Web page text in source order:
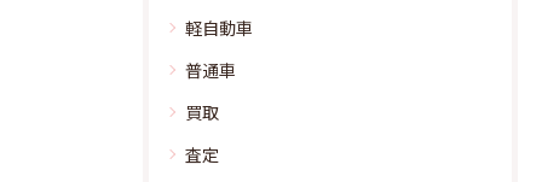
軽自動車
普通車
買取
査定